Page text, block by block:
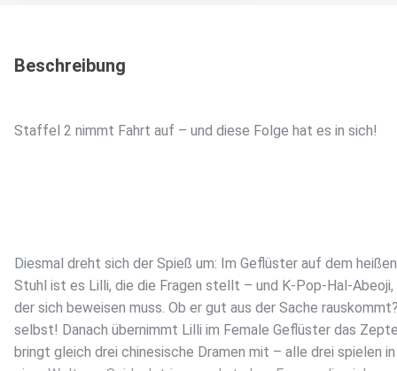
Beschreibung
Staffel 2 nimmt Fahrt auf – und diese Folge hat es in sich!
Diesmal dreht sich der Spieß um: Im Geflüster auf dem heißen
Stuhl ist es Lilli, die die Fragen stellt – und K-Pop-Hal-Abeoji,
der sich beweisen muss. Ob er gut aus der Sache
selbst! Danach übernimmt Lilli im Female Geflüster das
bringt gleich drei chinesische Dramen mit – alle drei spielen in